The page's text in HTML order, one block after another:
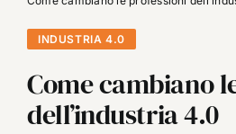
TAVOLE ROTONDE DI REDAZIONE
DAL MERCATO
CARRIERE
VIDEO
INDUSTRIA 4.0
Come cambiano
dell’industria 4.0